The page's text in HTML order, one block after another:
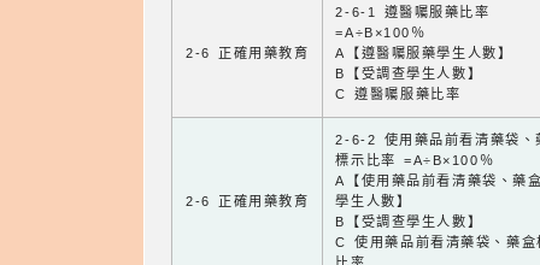
2-6 正確用藥教育
2-6-1 遵醫囑服藥比率
=A÷B×100％
A【遵醫囑服藥學生人數】
B【受調查學生人數】
C 遵醫囑服藥比率
2-6 正確用藥教育
2-6-2 使用藥品前看清藥袋、
標示比率 =A÷B×100％
A【使用藥品前看清藥袋、藥
學生人數】
B【受調查學生人數】
C 使用藥品前看清藥袋、藥盒